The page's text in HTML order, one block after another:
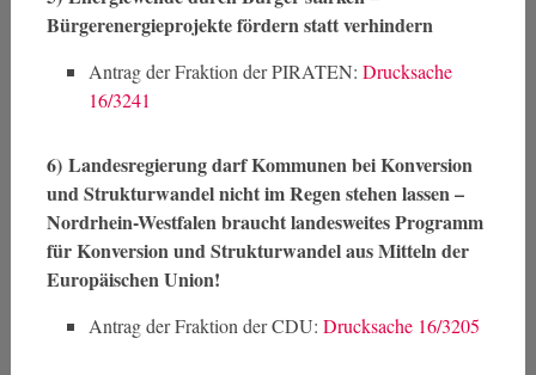
Bürgerenergieprojekte fördern statt verhindern
Antrag der Fraktion der PIRATEN: Drucksache
16/3241
6) Landesregierung darf Kommunen bei Konversion
und Strukturwandel nicht im Regen stehen lassen –
Nordrhein-Westfalen braucht landesweites Programm
für Konversion und Strukturwandel aus Mitteln der
Europäischen Union!
Antrag der Fraktion der CDU: Drucksache 16/3205